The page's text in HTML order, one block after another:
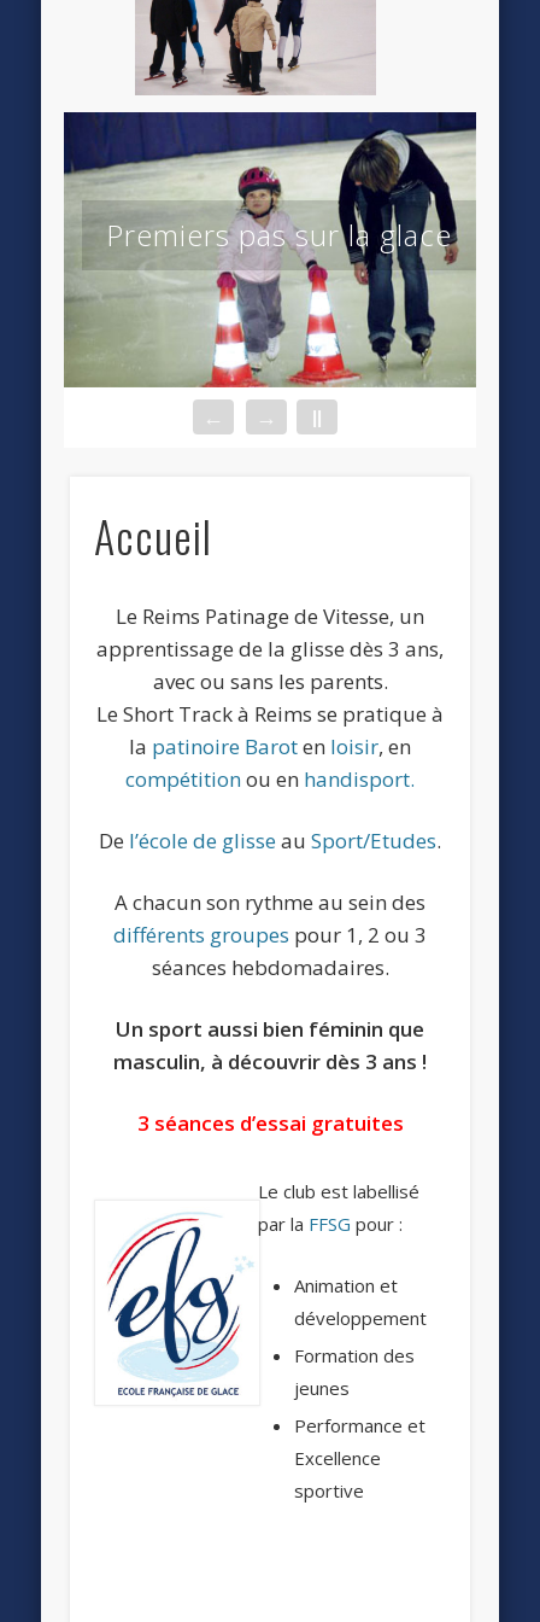
Premiers pas sur la glace
← → ||
Accueil
Le Reims Patinage de Vitesse, un
apprentissage de la glisse dès 3 ans,
avec ou sans les parents.
Le Short Track à Reims se pratique à
la patinoire Baroten loisir, en
compétitionou en handisport.
De l’école de glisseau Sport/Etudes.
A chacun son rythme au sein des
différents groupes pour 1, 2 ou 3
séances hebdomadaires.
Un sport aussi bien féminin que
masculin, à découvrir dès 3 ans !
3 séances d’essai gratuites
Le club est labellisé
par la FFSG pour :
Animation et
développement
Formation des
jeunes
Performance et
Excellence
sportive